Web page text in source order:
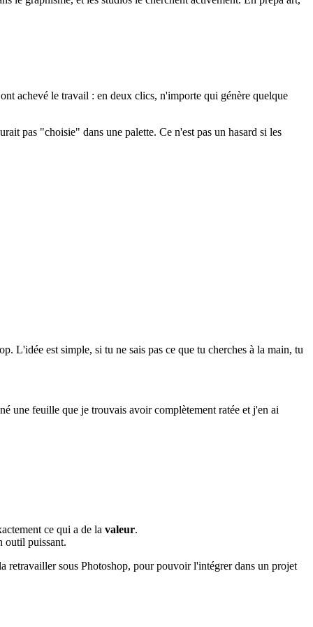
ont achevé le travail : en deux clics, n'importe qui génère quelque
pas "choisie" dans une palette. Ce n'est pas un hasard si les
L'idée est simple, si tu ne sais pas ce que tu cherches à la main, tu
une feuille que je trouvais avoir complètement ratée et j'en ai
ce qui a de la valeur.
outil puissant.
retravailler sous Photoshop, pour pouvoir l'intégrer dans un projet